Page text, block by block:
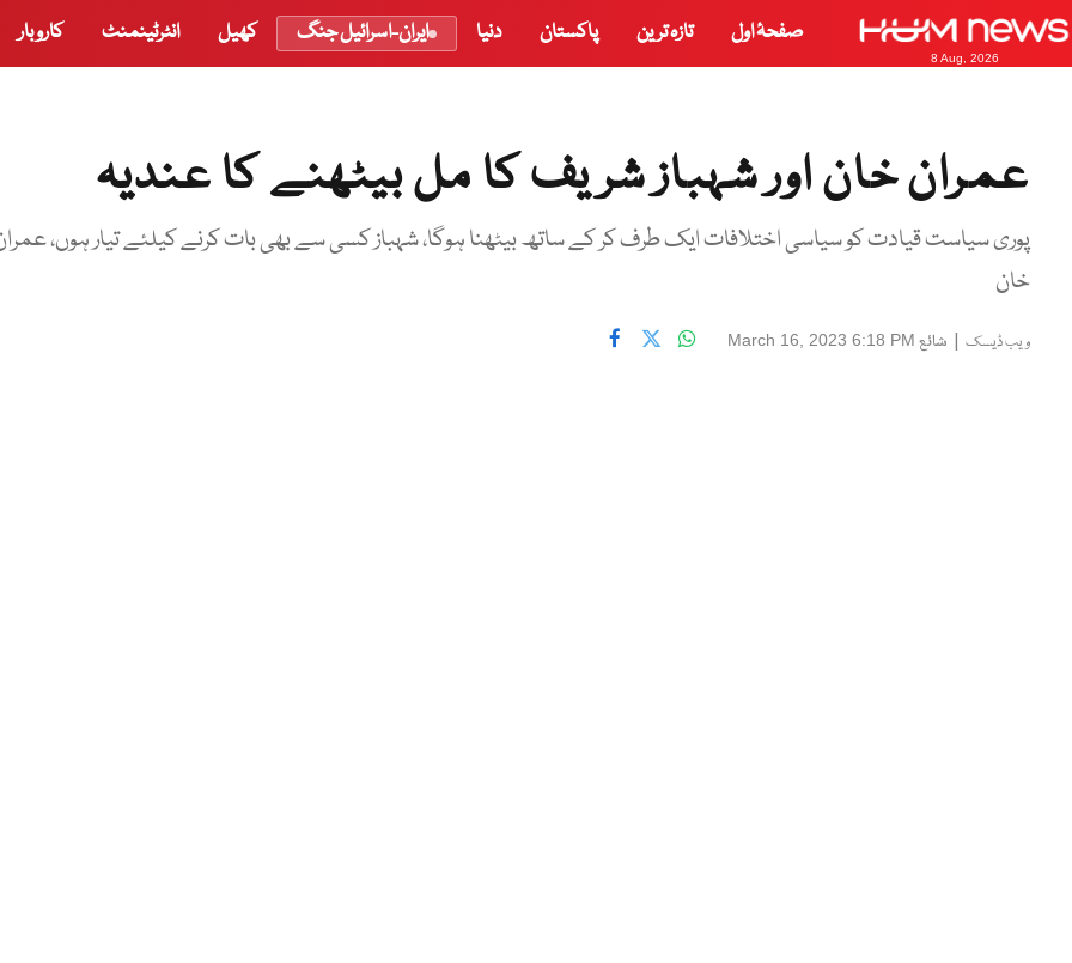
8 Aug, 2026
صفحۂ اول تازہ ترین پاکستان دنیا ایران-اسرائیل جنگ کھیل انٹرٹینمنٹ کاروبار
عمران خان اور شہباز شریف کا مل بیٹھنے کا عندیہ
پوری سیاست قیادت کو سیاسی اختلافات ایک طرف کر کے ساتھ بیٹھنا ہوگا، شہباز کسی سے بھی بات کرنے کیلئے تیار ہوں،
خان
ویب ڈیسک | شائع March 16, 2023 6:18 PM